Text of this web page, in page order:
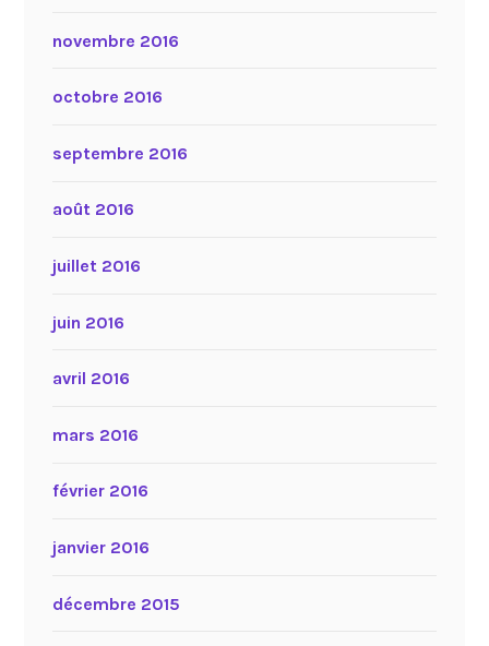
novembre 2016
octobre 2016
septembre 2016
août 2016
juillet 2016
juin 2016
avril 2016
mars 2016
février 2016
janvier 2016
décembre 2015